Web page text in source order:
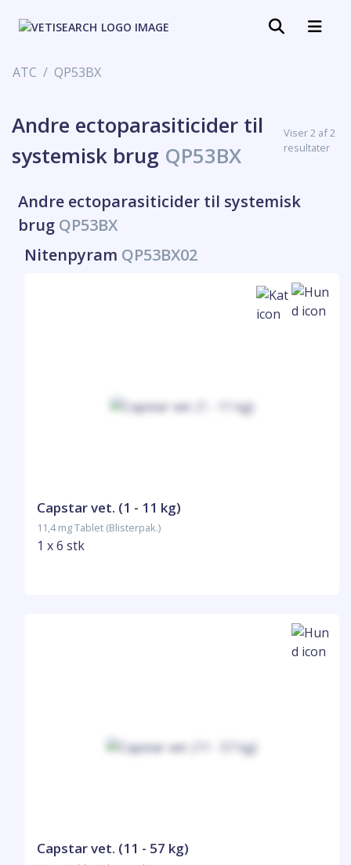
ATC QP53BX
Andre ectoparasiticider til
systemisk brug QP53BX
Viser 2 af 2
resultater
Andre ectoparasiticider til systemisk
brug QP53BX
Nitenpyram QP53BX02
Capstar vet. (1 - 11 kg)
11,4 mg Tablet (Blisterpak.)
1 x 6 stk
Capstar vet. (11 - 57 kg)